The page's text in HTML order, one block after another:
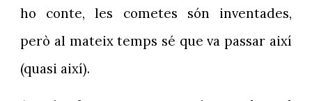
ho conte, les cometes són inventades,
però al mateix temps sé que va passar així
(quasi així).